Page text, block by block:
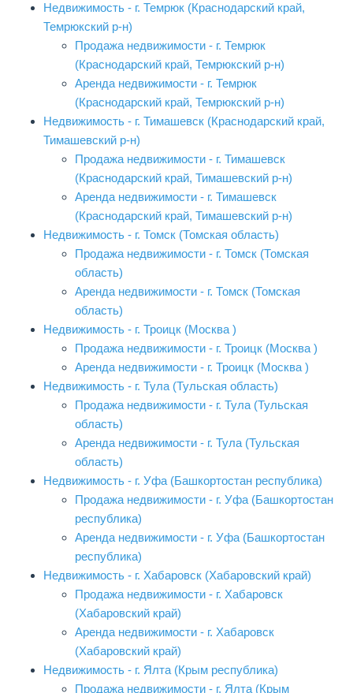
Недвижимость - г. Темрюк (Краснодарский край,
Темрюкский р-н)
Продажа недвижимости - г. Темрюк
(Краснодарский край, Темрюкский р-н)
Аренда недвижимости - г. Темрюк
(Краснодарский край, Темрюкский р-н)
Недвижимость - г. Тимашевск (Краснодарский край,
Тимашевский р-н)
Продажа недвижимости - г. Тимашевск
(Краснодарский край, Тимашевский р-н)
Аренда недвижимости - г. Тимашевск
(Краснодарский край, Тимашевский р-н)
Недвижимость - г. Томск (Томская область)
Продажа недвижимости - г. Томск (Томская
область)
Аренда недвижимости - г. Томск (Томская
область)
Недвижимость - г. Троицк (Москва )
Продажа недвижимости - г. Троицк (Москва )
Аренда недвижимости - г. Троицк (Москва )
Недвижимость - г. Тула (Тульская область)
Продажа недвижимости - г. Тула (Тульская
область)
Аренда недвижимости - г. Тула (Тульская
область)
Недвижимость - г. Уфа (Башкортостан республика)
Продажа недвижимости - г. Уфа (Башкортостан
республика)
Аренда недвижимости - г. Уфа (Башкортостан
республика)
Недвижимость - г. Хабаровск (Хабаровский край)
Продажа недвижимости - г. Хабаровск
(Хабаровский край)
Аренда недвижимости - г. Хабаровск
(Хабаровский край)
Недвижимость - г. Ялта (Крым республика)
Продажа недвижимости - г. Ялта (Крым